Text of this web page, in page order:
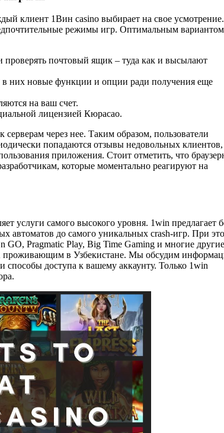
клиент 1Вин casino выбирает на свое усмотрение.
режимы игр. Оптимальным
проверять почтовый ящик – туда как и высылают
них новые функции и опции ради получения еще
на ваш счет.
лицензией Кюрасао.
через нее. Таким образом, пользователи
попадаются отзывы недовольных клиентов,
приложения. Стоит отметить, что
которые моментально реагируют на
услуги самого высокого уровня. 1win предлагает
автоматов до самого уникальных crash-игр. При
GO, Pragmatic Play, Big Time Gaming и многие
проживающим в Узбекистане. Мы обсудим
способы доступа к вашему аккаунту. Только 1win